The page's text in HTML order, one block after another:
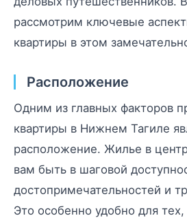
рассмотрим ключевые
квартиры в этом
Расположение
Одним из главных факторов
квартиры в Нижнем Тагиле
расположение. Жилье в
вам быть в шаговой
достопримечательностей и
Это особенно удобно для